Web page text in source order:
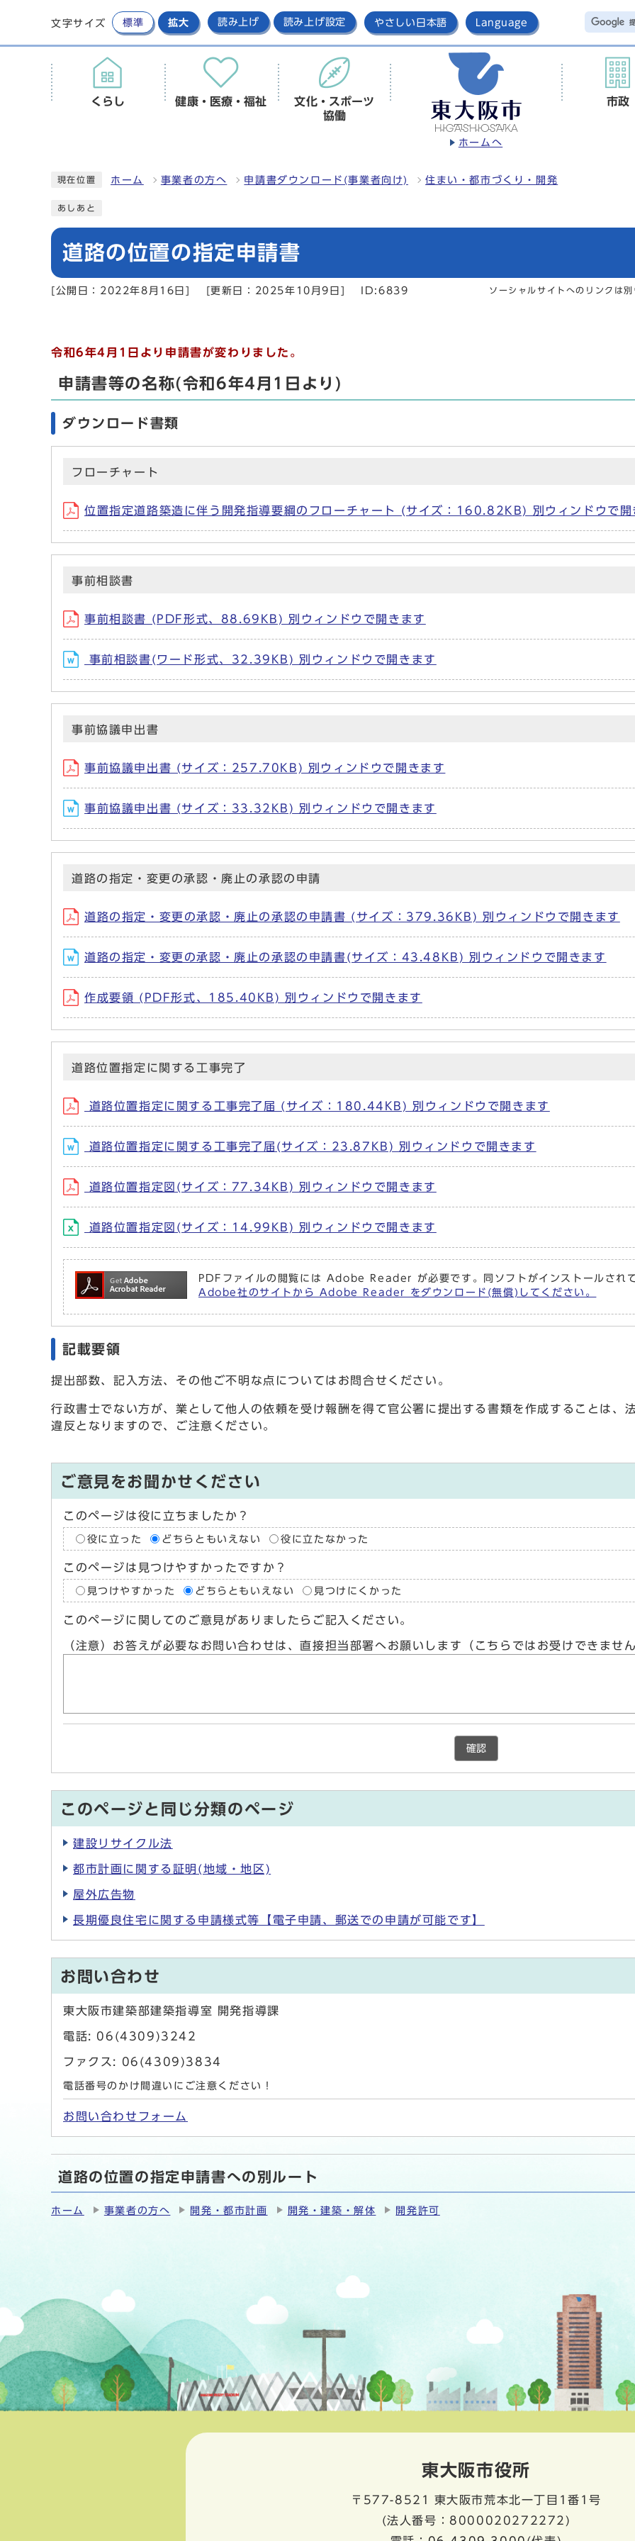
文字サイズ 標準 拡大 読み上げ 読み上げ設定 やさしい日本語 Language
ホームへ
くらし 健康・医療・福祉
文化・スポーツ
協働
市政
現在位置 ホーム 事業者の方へ 申請書ダウンロード(事業者向け) 住まい・都市づくり・開発
あしあと
道路の位置の指定申請書
[公開日：2022年8月16日] [更新日：2025年10月9日] ID:6839 ソーシャルサイトへのリンクは
令和6年4月1日より申請書が変わりました。
申請書等の名称(令和6年4月1日より)
ダウンロード書類
フローチャート
位置指定道路築造に伴う開発指導要綱のフローチャート (サイズ：160.82KB) 別ウィンドウで開
事前相談書
事前相談書 (PDF形式、88.69KB) 別ウィンドウで開きます
事前相談書(ワード形式、32.39KB) 別ウィンドウで開きます
事前協議申出書
事前協議申出書 (サイズ：257.70KB) 別ウィンドウで開きます
事前協議申出書 (サイズ：33.32KB) 別ウィンドウで開きます
道路の指定・変更の承認・廃止の承認の申請
道路の指定・変更の承認・廃止の承認の申請書 (サイズ：379.36KB) 別ウィンドウで開きます
道路の指定・変更の承認・廃止の承認の申請書(サイズ：43.48KB) 別ウィンドウで開きます
作成要領 (PDF形式、185.40KB) 別ウィンドウで開きます
道路位置指定に関する工事完了
道路位置指定に関する工事完了届 (サイズ：180.44KB) 別ウィンドウで開きます
道路位置指定に関する工事完了届(サイズ：23.87KB) 別ウィンドウで開きます
道路位置指定図(サイズ：77.34KB) 別ウィンドウで開きます
道路位置指定図(サイズ：14.99KB) 別ウィンドウで開きます
PDFファイルの閲覧には Adobe Reader が必要です。同ソフトがインストールされ
Adobe社のサイトから Adobe Reader をダウンロード(無償)してください。
記載要領
提出部数、記入方法、その他ご不明な点についてはお問合せください。
行政書士でない方が、業として他人の依頼を受け報酬を得て官公署に提出する書類を作成することは、
違反となりますので、ご注意ください。
ご意見をお聞かせください
このページは役に立ちましたか？
役に立った どちらともいえない 役に立たなかった
このページは見つけやすかったですか？
見つけやすかった どちらともいえない 見つけにくかった
このページに関してのご意見がありましたらご記入ください。
（注意）お答えが必要なお問い合わせは、直接担当部署へお願いします（こちらではお受けできませ
確認
このページと同じ分類のページ
建設リサイクル法
都市計画に関する証明(地域・地区)
屋外広告物
長期優良住宅に関する申請様式等【電子申請、郵送での申請が可能です】
お問い合わせ
東大阪市建築部建築指導室 開発指導課
電話: 06(4309)3242
ファクス: 06(4309)3834
電話番号のかけ間違いにご注意ください！
お問い合わせフォーム
道路の位置の指定申請書への別ルート
ホーム 事業者の方へ 開発・都市計画 開発・建築・解体 開発許可
東大阪市役所
〒577-8521
東大阪市荒本北一丁目1番1号
(法人番号：8000020272272)